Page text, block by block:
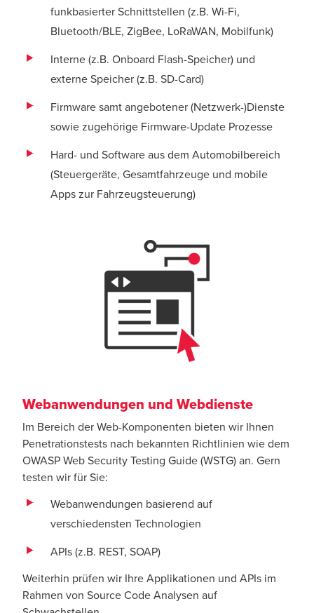
funkbasierter Schnittstellen (z.B. Wi-Fi,
Bluetooth/BLE, ZigBee, LoRaWAN, Mobilfunk)
Interne (z.B. Onboard Flash-Speicher) und
externe Speicher (z.B. SD-Card)
Firmware samt angebotener (Netzwerk-)Dienste
sowie zugehörige Firmware-Update Prozesse
Hard- und Software aus dem Automobilbereich
(Steuergeräte, Gesamtfahrzeuge und mobile
Apps zur Fahrzeugsteuerung)
Webanwendungen und Webdienste
Im Bereich der Web-Komponenten bieten wir Ihnen
Penetrationstests nach bekannten Richtlinien wie dem
OWASP Web Security Testing Guide (WSTG) an. Gern
testen wir für Sie:
Webanwendungen basierend auf
verschiedensten Technologien
APIs (z.B. REST, SOAP)
Weiterhin prüfen wir Ihre Applikationen und APIs im
Rahmen von Source Code Analysen auf